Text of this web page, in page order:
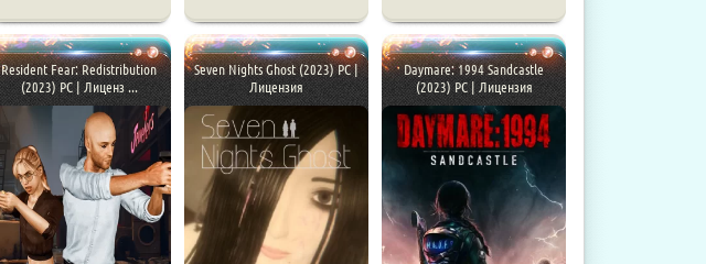
Resident Fear: Redistribution
(2023) PC | Лиценз ...
Seven Nights Ghost (2023) PC |
Лицензия
Daymare: 1994 Sandcastle
(2023) PC | Лицензия